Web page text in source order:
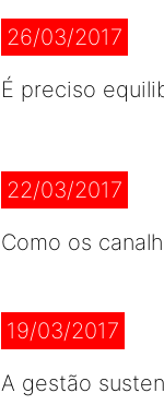
26/03/2017
É preciso
22/03/2017
Como os
19/03/2017
A gestão